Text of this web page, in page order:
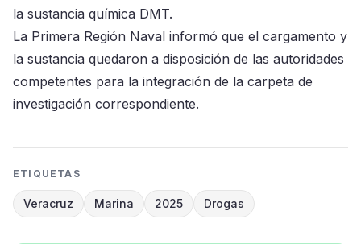
la sustancia química DMT.
La Primera Región Naval informó que el cargamento y
la sustancia quedaron a disposición de las autoridades
competentes para la integración de la carpeta de
investigación correspondiente.
ETIQUETAS
Veracruz Marina 2025 Drogas